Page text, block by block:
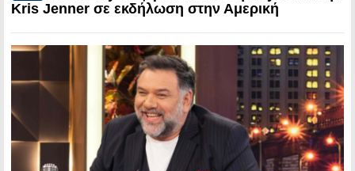
Kris Jenner σε εκδήλωση στην Αμερική